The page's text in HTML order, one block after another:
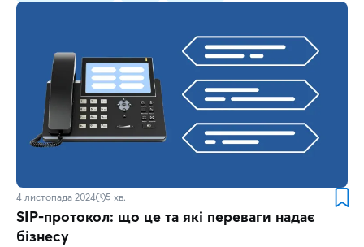
4 листопада 2024 5 хв.
SIP-протокол: що це та які переваги надає
бізнесу